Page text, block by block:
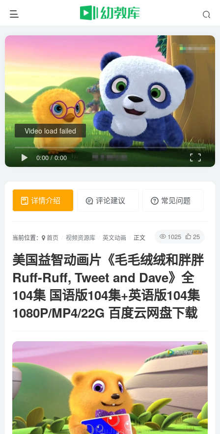
0:00/0:00
Video load failed
详情介绍 评论建议 常见问题
1025 25
当前位置： 首页 视频资源库 英文动画 正文
美国益智动画片《毛毛绒绒和胖胖
Ruff-Ruff, Tweet and Dave》全
104集 国语版104集+英语版104集
1080P/MP4/22G 百度云网盘下载